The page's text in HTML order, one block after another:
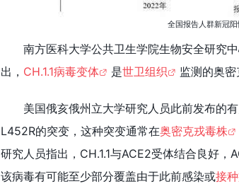
全国报告人群新冠
南方医科大学公共卫生学院生物安全研究
出， CH.1.1病毒变体 是世卫组织 监测的奥密
美国俄亥俄州立大学研究人员此前发布的
L452R的突变，这种突变通常在奥密克戎毒株
研究人员指出，CH.1.1与ACE2受体结合良好
该病毒有可能至少部分覆盖由于此前感染或接